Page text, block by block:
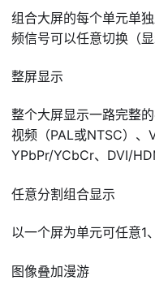
组合大屏的每个单元单
频信号可以任意切换（
整屏显示
整个大屏显示一路完整
视频（PAL或NTSC）、
YPbPr/YCbCr、DVI/
任意分割组合显示
以一个屏为单元可任意1
图像叠加漫游